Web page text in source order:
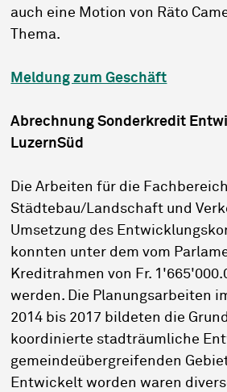
auch eine Motion von Räto
Thema.
Meldung zum Geschäft
Abrechnung Sonderkredit
LuzernSüd
Die Arbeiten für die
Städtebau/Landschaft und
Umsetzung des
konnten unter dem vom
Kreditrahmen von Fr.
werden. Die Planungsarbeiten
2014 bis 2017 bildeten die
koordinierte stadträumliche
gemeindeübergreifenden
Entwickelt worden waren